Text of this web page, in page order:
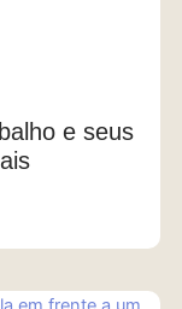
e seus